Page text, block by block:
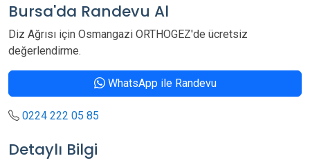
Bursa'da Randevu Al
Diz Ağrısı için Osmangazi ORTHOGEZ'de ücretsiz
değerlendirme.
WhatsApp ile Randevu
0224 222 05 85
Detaylı Bilgi